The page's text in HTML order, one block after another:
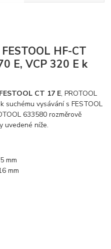
HF-CT
E, VCP 320 E k
CT 17 E, PROTOOL
suchému vysávání s FESTOOL
633580 rozměrově
uvedené níže.
mm
mm